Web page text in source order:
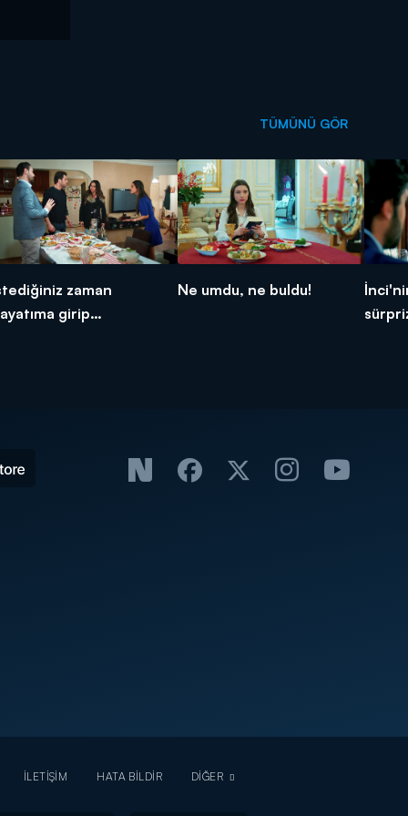
TÜMÜNÜ GÖR
zaman
girip
Ne umdu, ne buldu!
İLETİŞİM HATA BİLDİR DİĞER